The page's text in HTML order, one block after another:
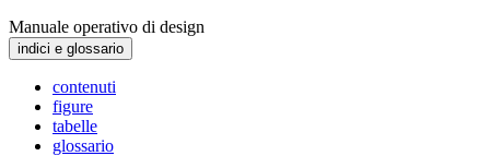
Manuale operativo di design
indici e glossario
contenuti
figure
tabelle
glossario